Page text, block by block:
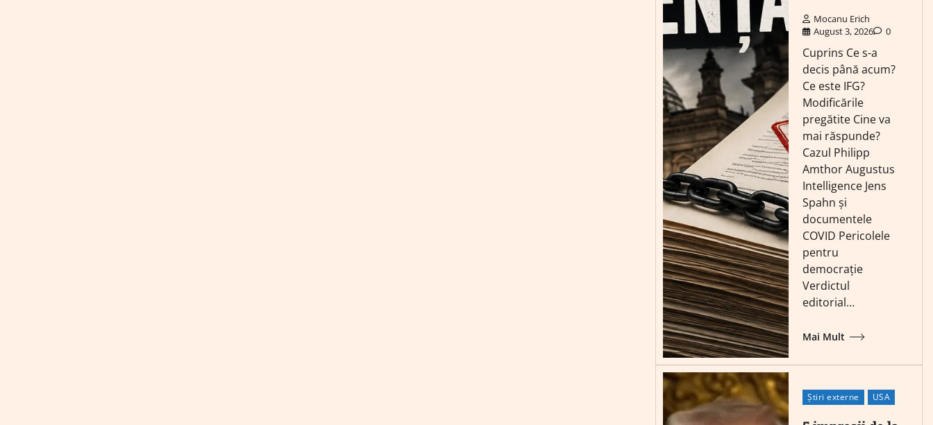
Mocanu Erich
August 3, 2026
0
Cuprins Ce s-a
decis până acum?
Ce este IFG?
Modificările
pregătite Cine va
mai răspunde?
Cazul Philipp
Amthor Augustus
Intelligence Jens
Spahn și
documentele
COVID Pericolele
pentru
democrație
Verdictul
editorial…
Mai Mult
Știri externe USA